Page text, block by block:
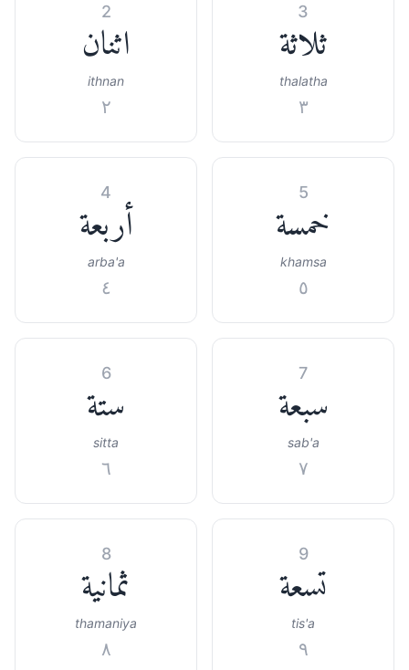
2
اثنان
ithnan
٢
3
ثلاثة
thalatha
٣
4
أربعة
arba'a
٤
5
خمسة
khamsa
٥
6
ستة
sitta
٦
7
سبعة
sab'a
٧
8
ثمانية
thamaniya
٨
9
تسعة
tis'a
٩